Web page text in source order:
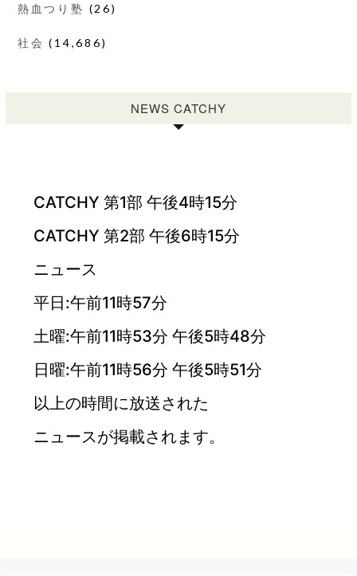
熱血つり塾 (26)
社会 (14,686)
NEWS CATCHY
CATCHY 第1部 午後4時15分
CATCHY 第2部 午後6時15分
ニュース
平日:午前11時57分
土曜:午前11時53分 午後5時48分
日曜:午前11時56分 午後5時51分
以上の時間に放送された
ニュースが掲載されます。